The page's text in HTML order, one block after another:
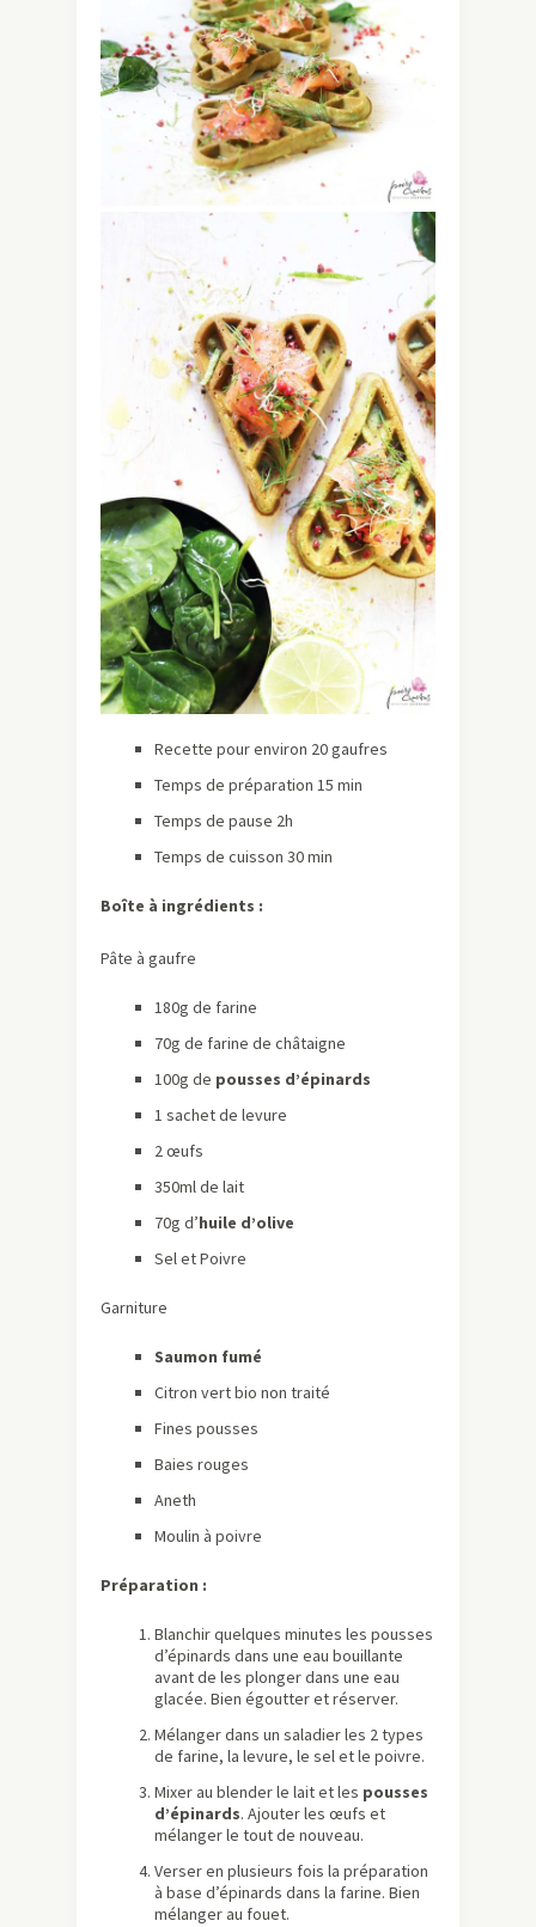
Recette pour environ 20 gaufres
Temps de préparation 15 min
Temps de pause 2h
Temps de cuisson 30 min
Boîte à ingrédients :
Pâte à gaufre
180g de farine
70g de farine de châtaigne
100g de pousses d’épinards
1 sachet de levure
2 œufs
350ml de lait
70g d’huile d’olive
Sel et Poivre
Garniture
Saumon fumé
Citron vert bio non traité
Fines pousses
Baies rouges
Aneth
Moulin à poivre
Préparation :
Blanchir quelques minutes les pousses
d’épinards dans une eau bouillante
avant de les plonger dans une eau
glacée. Bien égoutter et réserver.
Mélanger dans un saladier les 2 types
de farine, la levure, le sel et le poivre.
Mixer au blender le lait et les pousses
d’épinards. Ajouter les œufs et
mélanger le tout de nouveau.
Verser en plusieurs fois la préparation
à base d’épinards dans la farine. Bien
mélanger au fouet.